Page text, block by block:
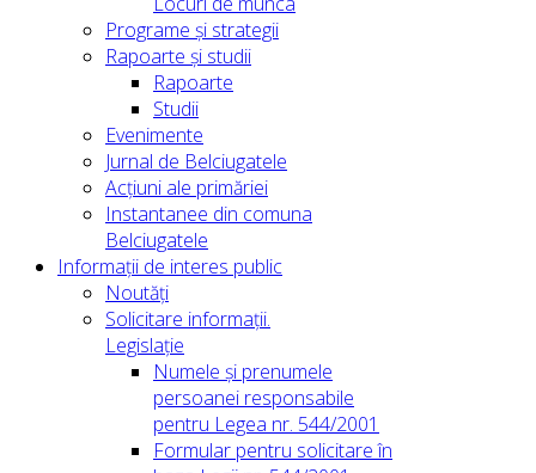
Programe și strategii
Rapoarte și studii
Rapoarte
Studii
Evenimente
Jurnal de Belciugatele
Acțiuni ale primăriei
Instantanee din comuna
Belciugatele
Informații de interes public
Noutăți
Solicitare informații.
Legislație
Numele și prenumele
persoanei responsabile
pentru Legea nr. 544/2001
Formular pentru solicitare în